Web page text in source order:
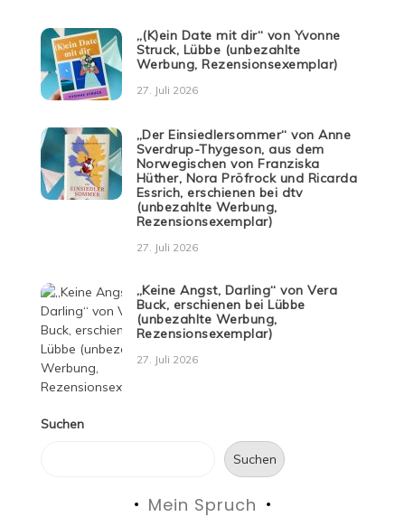
„(K)ein Date mit dir“ von Yvonne
Struck, Lübbe (unbezahlte
Werbung, Rezensionsexemplar)
27. Juli 2026
„Der Einsiedlersommer“ von Anne
Sverdrup-Thygeson, aus dem
Norwegischen von Franziska
Hüther, Nora Pröfrock und Ricarda
Essrich, erschienen bei dtv
(unbezahlte Werbung,
Rezensionsexemplar)
27. Juli 2026
„Keine Angst, Darling“ von Vera
Buck, erschienen bei Lübbe
(unbezahlte Werbung,
Rezensionsexemplar)
27. Juli 2026
Suchen
Suchen
Mein Spruch